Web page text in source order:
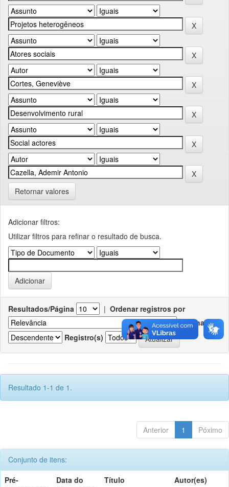
Retornar valores
Adicionar filtros:
Utilizar filtros para refinar o resultado de busca.
Resultados/Página | Ordenar registros por
Ordenar
Registro(s)
Resultado 1-1 de 1.
Anterior 1 Póximo
Conjunto de itens:
Pré-
Data do
Título Autor(es)